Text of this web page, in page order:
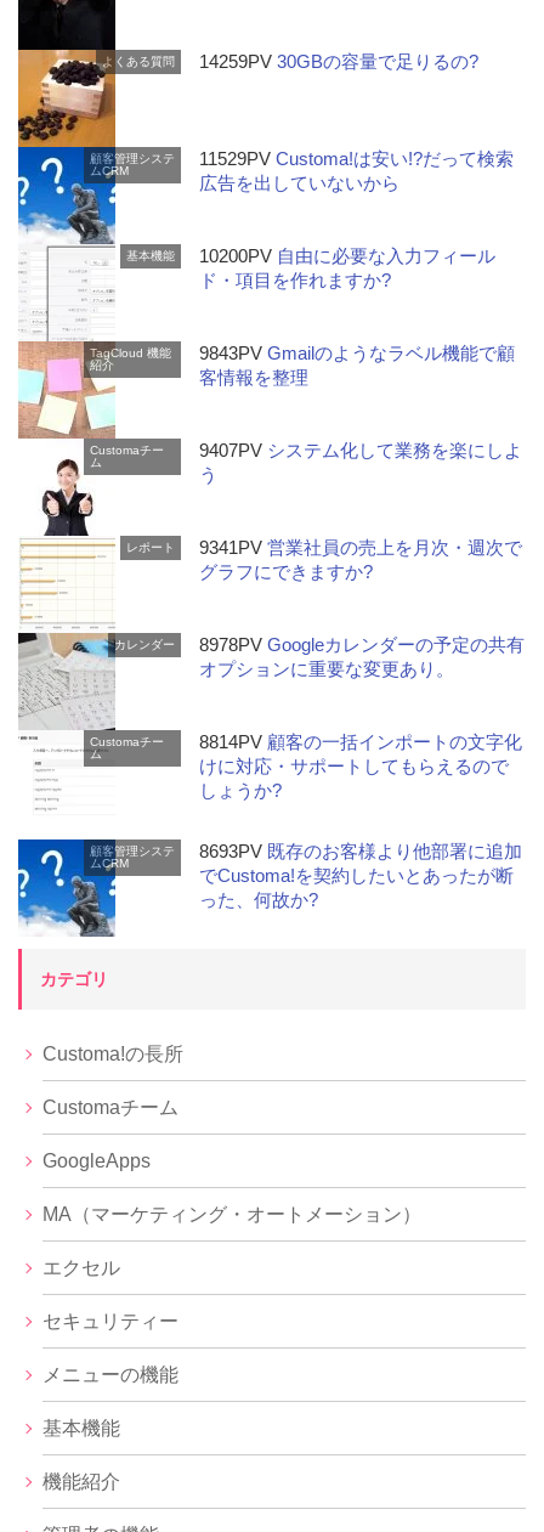
よくある質問 14259PV30GBの容量で足りるの?
顧客管理システ
ムCRM
11529PVCustoma!は安い!?だって検索
広告を出していないから
基本機能 10200PV 自由に必要な入力フィール
ド・項目を作れますか?
TagCloud 機能
紹介
9843PVGmailのようなラベル機能で顧
客情報を整理
Customaチー
ム
9407PV システム化して業務を楽にしよ
う
レポート 9341PV営業社員の売上を月次・週次で
グラフにできますか?
カレンダー 8978PVGoogleカレンダーの予定の共有
オプションに重要な変更あり。
Customaチー
ム
8814PV 顧客の一括インポートの文字化
けに対応・サポートしてもらえるので
しょうか?
顧客管理システ
ムCRM
8693PV 既存のお客様より他部署に追加
でCustoma!を契約したいとあったが断
った、何故か?
カテゴリ
Customa!の長所
Customaチーム
GoogleApps
MA（マーケティング・オートメーション）
エクセル
セキュリティー
メニューの機能
基本機能
機能紹介